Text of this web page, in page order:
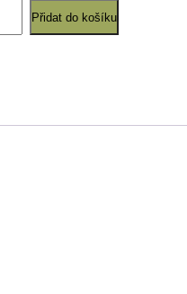
Přidat do košíku